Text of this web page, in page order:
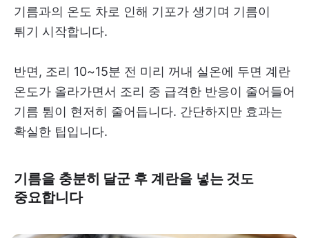
기름과의 온도 차로 인해 기포가 생기며 기름이
튀기 시작합니다.
반면, 조리 10~15분 전 미리 꺼내 실온에 두면 계란
온도가 올라가면서 조리 중 급격한 반응이 줄어들어
기름 튐이 현저히 줄어듭니다. 간단하지만 효과는
확실한 팁입니다.
기름을 충분히 달군 후 계란을 넣는 것도
중요합니다